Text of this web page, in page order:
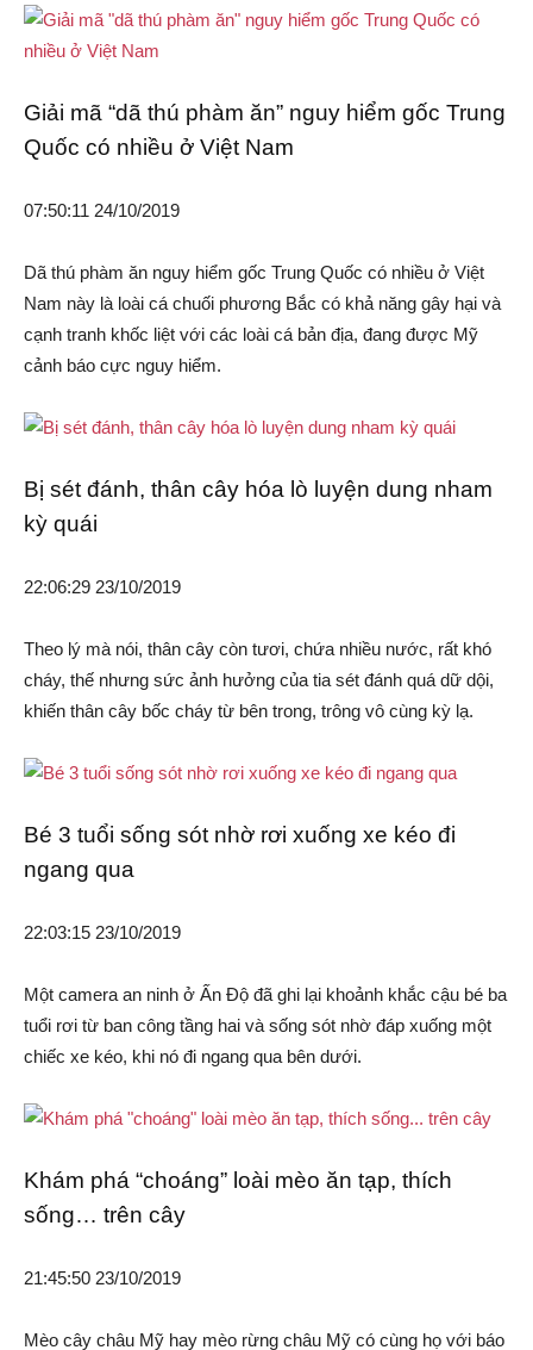
Giải mã “dã thú phàm ăn” nguy hiểm gốc Trung
Quốc có nhiều ở Việt Nam
07:50:11 24/10/2019
Dã thú phàm ăn nguy hiểm gốc Trung Quốc có nhiều ở Việt
Nam này là loài cá chuối phương Bắc có khả năng gây hại và
cạnh tranh khốc liệt với các loài cá bản địa, đang được Mỹ
cảnh báo cực nguy hiểm.
Bị sét đánh, thân cây hóa lò luyện dung nham
kỳ quái
22:06:29 23/10/2019
Theo lý mà nói, thân cây còn tươi, chứa nhiều nước, rất khó
cháy, thế nhưng sức ảnh hưởng của tia sét đánh quá dữ dội,
khiến thân cây bốc cháy từ bên trong, trông vô cùng kỳ lạ.
Bé 3 tuổi sống sót nhờ rơi xuống xe kéo đi
ngang qua
22:03:15 23/10/2019
Một camera an ninh ở Ấn Độ đã ghi lại khoảnh khắc cậu bé ba
tuổi rơi từ ban công tầng hai và sống sót nhờ đáp xuống một
chiếc xe kéo, khi nó đi ngang qua bên dưới.
Khám phá “choáng” loài mèo ăn tạp, thích
sống… trên cây
21:45:50 23/10/2019
Mèo cây châu Mỹ hay mèo rừng châu Mỹ có cùng họ với báo